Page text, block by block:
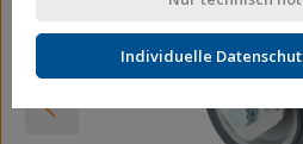
Individuelle